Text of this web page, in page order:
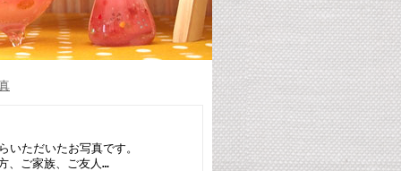
ただいたお写真です。
、ご家族、ご友人…